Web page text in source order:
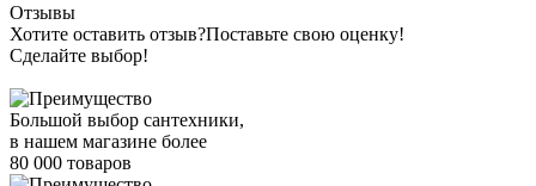
Отзывы
Хотите оставить отзыв?Поставьте свою оценку!
Сделайте выбор!
Большой выбор сантехники,
в нашем магазине более
80 000 товаров